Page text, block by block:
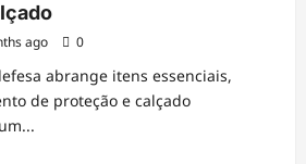
ago 0
abrange itens essenciais,
de proteção e calçado